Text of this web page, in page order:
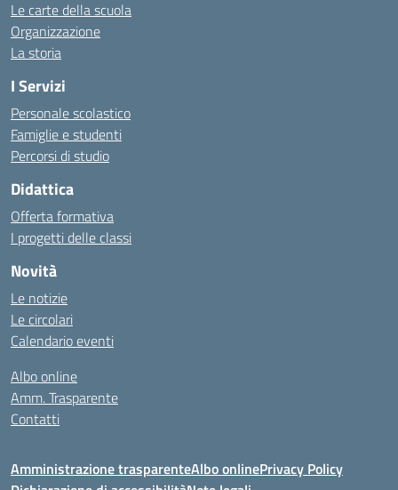
Le carte della scuola
Organizzazione
La storia
I Servizi
Personale scolastico
Famiglie e studenti
Percorsi di studio
Didattica
Offerta formativa
I progetti delle classi
Novità
Le notizie
Le circolari
Calendario eventi
Albo online
Amm. Trasparente
Contatti
Amministrazione trasparenteAlbo onlinePrivacy Policy